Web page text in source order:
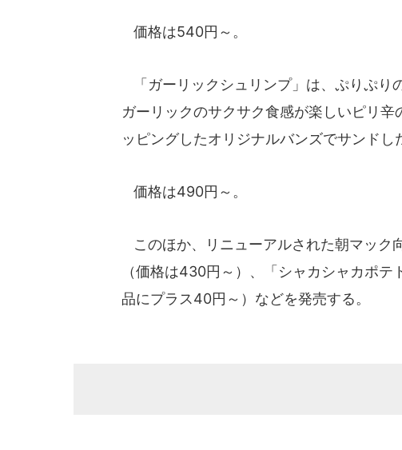
価格は540円～。
「ガーリックシュリンプ」は、ぷりぷり
ガーリックのサクサク食感が楽しいピリ
ッピングしたオリジナルバンズでサンドし
価格は490円～。
このほか、リニューアルされた朝マック
（価格は430円～）、「シャカシャカポ
品にプラス40円～）などを発売する。